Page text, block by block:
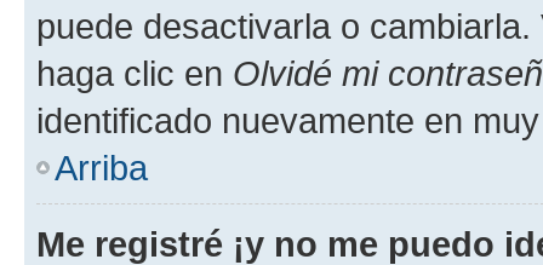
puede desactivarla o
haga clic en Olvidé mi
identificado nuevamente en
Arriba
Me registré ¡y no me puedo